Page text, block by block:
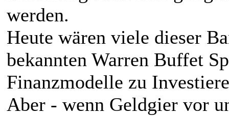
werden.
Heute wären viele dieser
bekannten Warren Buffet
Finanzmodelle zu
Aber - wenn Geldgier vor